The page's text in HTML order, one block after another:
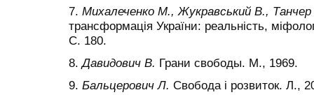
7. Михалеченко М., Жукравський В.,
трансформація України: реальність,
С. 180.
8.Давидович В. Грани свободы. М., 1969.
9. Бальцерович Л. Свобода і розвиток. Л.,